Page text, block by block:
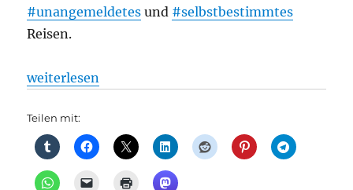
#unangemeldetes und #selbstbestimmtes
Reisen.
„Regionalverkehr: Innovationen zur
weiterlesen
Teilen mit: